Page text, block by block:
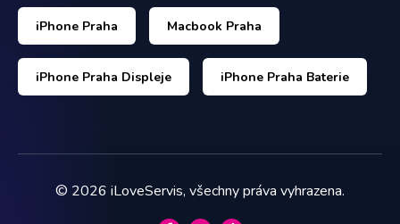
iPhone Praha Macbook Praha
iPhone Praha Displeje iPhone Praha Baterie
© 2026 iLoveServis, všechny práva vyhrazena.